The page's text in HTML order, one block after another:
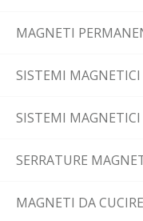
MAGNETI
SISTEMI
SISTEMI
SERRATURE
MAGNETI DA CUCIRE